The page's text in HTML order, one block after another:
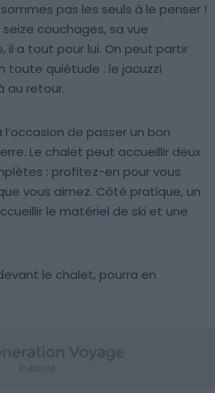
sommes pas les seuls à le penser !
couchages, sa vue
il a tout pour lui. On peut partir
toute quiétude : le jacuzzi
au retour.
de passer un bon
Le chalet peut accueillir deux
: profitez-en pour vous
vous aimez. Côté pratique, un
le matériel de ski et une
le chalet, pourra en